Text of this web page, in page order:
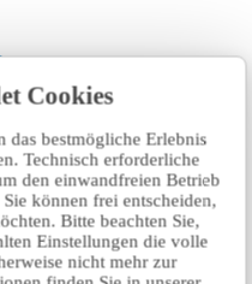
Cookies
das bestmögliche Erlebnis
Technisch erforderliche
den einwandfreien Betrieb
können frei entscheiden,
Bitte beachten Sie,
Einstellungen die volle
nicht mehr zur